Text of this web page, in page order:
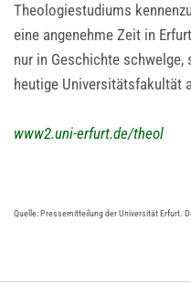
Theologiestudiums
eine angenehme Zeit in
nur in Geschichte
heutige Universitätsfakultät
www2.uni-erfurt.de/theol
Quelle: Pressemitteilung der Universität Erfurt.